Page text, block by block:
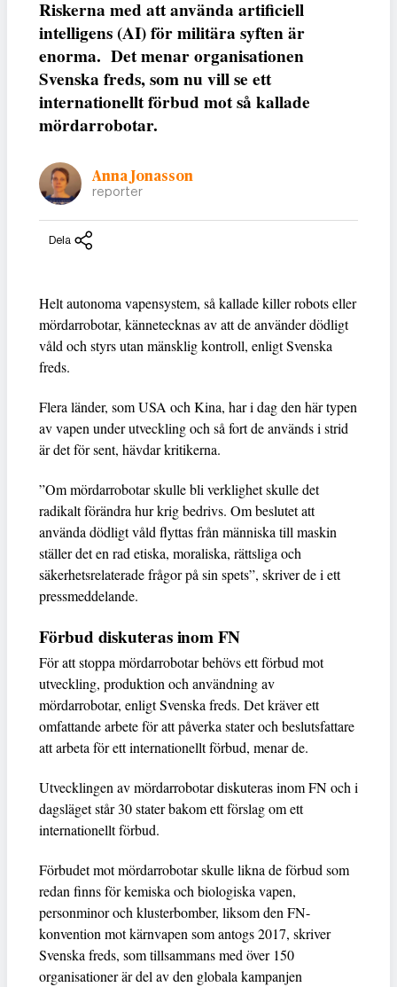
Riskerna med att använda artificiell
intelligens (AI) för militära syften är
enorma. Det menar organisationen
Svenska freds, som nu vill se ett
internationellt förbud mot så kallade
mördarrobotar.
Anna Jonasson
reporter
Dela
Helt autonoma vapensystem, så kallade killer robots eller
mördarrobotar, kännetecknas av att de använder dödligt
våld och styrs utan mänsklig kontroll, enligt Svenska
freds.
Flera länder, som USA och Kina, har i dag den här typen
av vapen under utveckling och så fort de används i strid
är det för sent, hävdar kritikerna.
”Om mördarrobotar skulle bli verklighet skulle det
radikalt förändra hur krig bedrivs. Om beslutet att
använda dödligt våld flyttas från människa till maskin
ställer det en rad etiska, moraliska, rättsliga och
säkerhetsrelaterade frågor på sin spets”, skriver de i ett
pressmeddelande.
Förbud diskuteras inom FN
För att stoppa mördarrobotar behövs ett förbud mot
utveckling, produktion och användning av
mördarrobotar, enligt Svenska freds. Det kräver ett
omfattande arbete för att påverka stater och beslutsfattare
att arbeta för ett internationellt förbud, menar de.
Utvecklingen av mördarrobotar diskuteras inom FN och i
dagsläget står 30 stater bakom ett förslag om ett
internationellt förbud.
Förbudet mot mördarrobotar skulle likna de förbud som
redan finns för kemiska och biologiska vapen,
personminor och klusterbomber, liksom den FN-
konvention mot kärnvapen som antogs 2017, skriver
Svenska freds, som tillsammans med över 150
organisationer är del av den globala kampanjen